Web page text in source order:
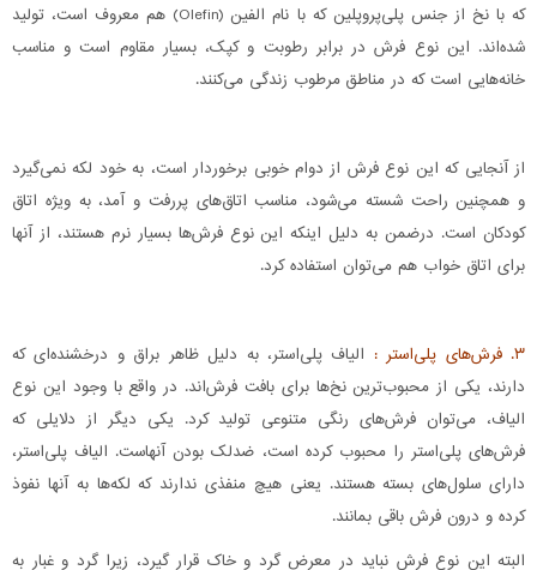
که با نخ از جنس پلی‌پروپلین که با نام الفین (Olefin) هم معروف است، تولید
شده‌اند. این نوع فرش در برابر رطوبت و کپک، بسیار مقاوم است و مناسب
خانه‌هایی است که در مناطق مرطوب زندگی می‌کنند.
از آنجایی که این نوع فرش از دوام خوبی برخوردار است، به خود لکه نمی‌گیرد
و همچنین راحت شسته می‌شود، مناسب اتاق‌های پررفت و آمد، به ویژه اتاق
کودکان است. درضمن به دلیل اینکه این نوع فرش‌ها بسیار نرم هستند، از آنها
برای اتاق خواب هم می‌توان استفاده کرد.
۳. فرش‌های پلی‌استر :
الیاف پلی‌استر، به دلیل ظاهر براق و درخشنده‌ای که
دارند، یکی از محبوب‌ترین نخ‌ها برای بافت فرش‌اند. در واقع با وجود این نوع
الیاف، می‌توان فرش‌های رنگی متنوعی تولید کرد. یکی دیگر از دلایلی که
فرش‌های پلی‌استر را محبوب کرده است، ضدلک بودن آنهاست. الیاف پلی‌استر،
دارای سلول‌های بسته هستند. یعنی هیچ منفذی ندارند که لکه‌ها به آنها نفوذ
کرده و درون فرش باقی بمانند.
البته این نوع فرش نباید در معرض گرد و خاک قرار گیرد، زیرا گرد و غبار به